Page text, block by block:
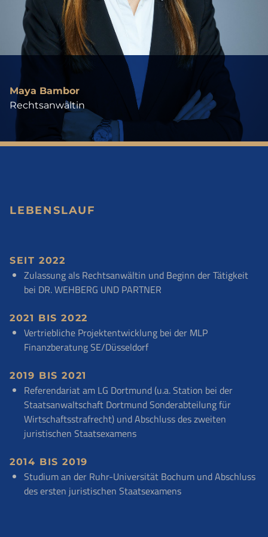
Maya Bambor
Rechtsanwältin
LEBENSLAUF
SEIT 2022
Zulassung als Rechtsanwältin und Beginn der Tätigkeit
bei DR. WEHBERG UND PARTNER
2021 BIS 2022
Vertriebliche Projektentwicklung bei der MLP
Finanzberatung SE/Düsseldorf
2019 BIS 2021
Referendariat am LG Dortmund (u.a. Station bei der
Staatsanwaltschaft Dortmund Sonderabteilung für
Wirtschaftsstrafrecht) und Abschluss des zweiten
juristischen Staatsexamens
2014 BIS 2019
Studium an der Ruhr-Universität Bochum und Abschluss
des ersten juristischen Staatsexamens